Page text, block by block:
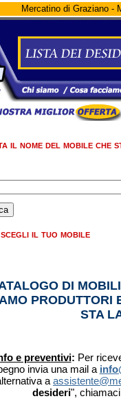
Mercatino di Graziano -
il nome del mobile che
scegli il tuo mobile
DI
PRODUTTORI
STA
e preventivi: Per
invia una mail a
a
desideri",